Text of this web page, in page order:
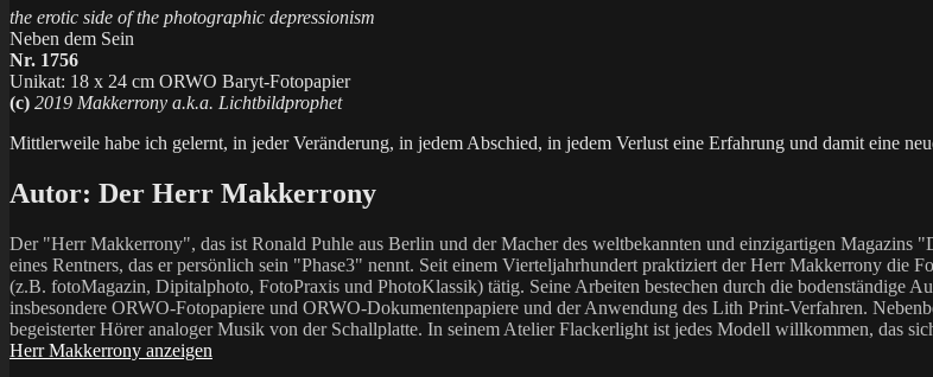
the erotic side of the photographic depressionism
Neben dem Sein
Nr. 1756
Unikat: 18 x 24 cm ORWO Baryt-Fotopapier
(c) 2019 Makkerrony a.k.a. Lichtbildprophet
Mittlerweile habe ich gelernt, in jeder Veränderung, in jedem Abschied, in jedem Verlust eine Erfahrung und damit eine
Autor: Der Herr Makkerrony
Der "Herr Makkerrony", das ist Ronald Puhle aus Berlin und der Macher des weltbekannten und einzigartigen Magazins
eines Rentners, das er persönlich sein "Phase3" nennt. Seit einem Vierteljahrhundert praktiziert der Herr Makkerrony die
(z.B. fotoMagazin, Dipitalphoto, FotoPraxis und PhotoKlassik) tätig. Seine Arbeiten bestechen durch die bodenständige
insbesondere ORWO-Fotopapiere und ORWO-Dokumentenpapiere und der Anwendung des Lith Print-Verfahren.
begeisterter Hörer analoger Musik von der Schallplatte. In seinem Atelier Flackerlight ist jedes Modell willkommen, das
Herr Makkerrony anzeigen